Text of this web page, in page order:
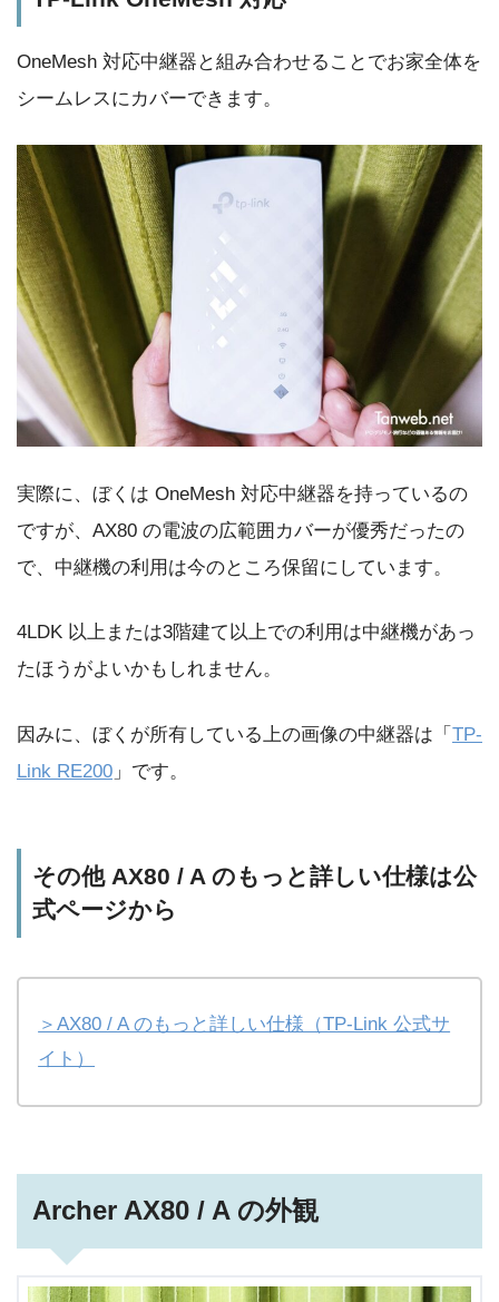
OneMesh 対応中継器と組み合わせることでお家全体を
シームレスにカバーできます。
実際に、ぼくは OneMesh 対応中継器を持っているの
ですが、AX80 の電波の広範囲カバーが優秀だったの
で、中継機の利用は今のところ保留にしています。
4LDK 以上または3階建て以上での利用は中継機があっ
たほうがよいかもしれません。
因みに、ぼくが所有している上の画像の中継器は「 TP-
Link RE200 」です。
その他 AX80 / A のもっと詳しい仕様は公
式ページから
＞AX80 / A のもっと詳しい仕様（TP-Link 公式サ
イト）
Archer AX80 / A の外観